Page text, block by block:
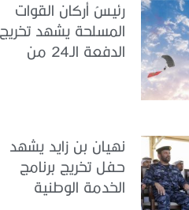
رئيسُ أركان القوات
المسلحة يشهد تخريج
الدفعة الـ24 من
نهيان بن زايد يشهد
حفل تخريج برنامج
الخدمة الوطنية